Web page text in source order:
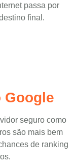
passa por
final.
Google
seguro como
são mais bem
de ranking